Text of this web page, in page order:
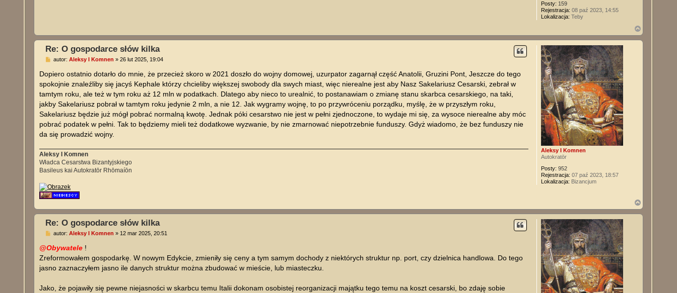
Posty: 159
Rejestracja: 08 paź 2023, 14:55
Lokalizacja: Teby
a
g
Aleksy I Komnen
Autokratōr
Posty: 952
Rejestracja: 07 paź 2023, 18:57
Lokalizacja: Bizancjum
Re: O gospodarce słów kilka
P
s
t
autor:Aleksy I Komnen »26 lut 2025, 19:04
Dopiero ostatnio dotarło do mnie, że przecież skoro w 2021 doszło do wojny domowej, uzurpator zagarnął część Anatolii, Gruzini Pont, Jeszcze do tego
spokojnie znaleźliby się jacyś Kephale którzy chcieliby większej swobody dla swych miast, więc nierealne jest aby Nasz Sakelariusz Cesarski, zebrał w
tamtym roku, ale też w tym roku aż 12 mln w podatkach. Dlatego aby nieco to urealnić, to postanawiam o zmianę stanu skarbca cesarskiego, na taki,
jakby Sakelariusz pobrał w tamtym roku jedynie 2 mln, a nie 12. Jak wygramy wojnę, to po przywróceniu porządku, myślę, że w przyszłym roku,
Sakelariusz będzie już mógł pobrać normalną kwotę. Jednak póki cesarstwo nie jest w pełni zjednoczone, to wydaje mi się, za wysoce nierealne aby móc
pobrać podatek w pełni. Tak to będziemy mieli też dodatkowe wyzwanie, by nie zmarnować niepotrzebnie funduszy. Gdyż wiadomo, że bez funduszy nie
da się prowadzić wojny.
Aleksy I Komnen
Władca Cesarstwa Bizantyjskiego
Basileus kai Autokratōr Rhōmaíōn
a
g
Re: O gospodarce słów kilka
P
s
autor:Aleksy I Komnen » 12 mar 2025, 20:51
@Obywatele !
Zreformowałem gospodarkę. W nowym Edykcie, zmieniły się ceny a tym samym dochody z niektórych struktur np. port, czy dzielnica handlowa. Do tego
jasno zaznaczyłem jasno ile danych struktur można zbudować w mieście, lub miasteczku.
Jako, że pojawiły się pewne niejasności w skarbcu temu Italii dokonam osobistej reorganizacji majątku tego temu na koszt cesarski, bo zdaję sobie